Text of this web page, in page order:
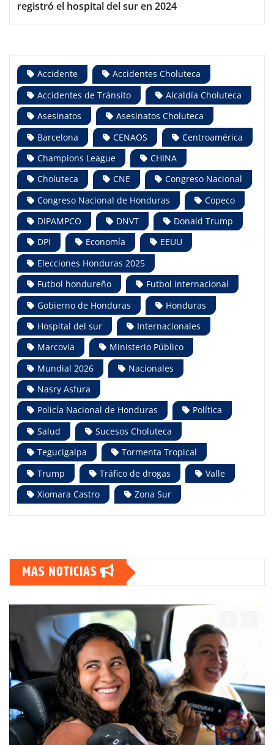
registró el hospital del sur en 2024
Accidente
Accidentes Choluteca
Accidentes de Tránsito
Alcaldía Choluteca
Asesinatos
Asesinatos Choluteca
Barcelona
CENAOS
Centroamérica
Champions League
CHINA
Choluteca
CNE
Congreso Nacional
Congreso Nacional de Honduras
Copeco
DIPAMPCO
DNVT
Donald Trump
DPI
Economía
EEUU
Elecciones Honduras 2025
Futbol hondureño
Futbol internacional
Gobierno de Honduras
Honduras
Hospital del sur
Internacionales
Marcovia
Ministerio Público
Mundial 2026
Nacionales
Nasry Asfura
Policía Nacional de Honduras
Política
Salud
Sucesos Choluteca
Tegucigalpa
Tormenta Tropical
Trump
Tráfico de drogas
Valle
Xiomara Castro
Zona Sur
MAS NOTICIAS